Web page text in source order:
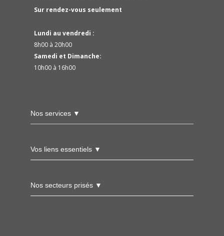
Sur rendez-vous seulement
Lundi au vendredi :
8h00 à 20h00
Samedi et Dimanche:
10h00 à 16h00
Nos services ▼
Vos liens essentiels ▼
Nos secteurs prisés ▼